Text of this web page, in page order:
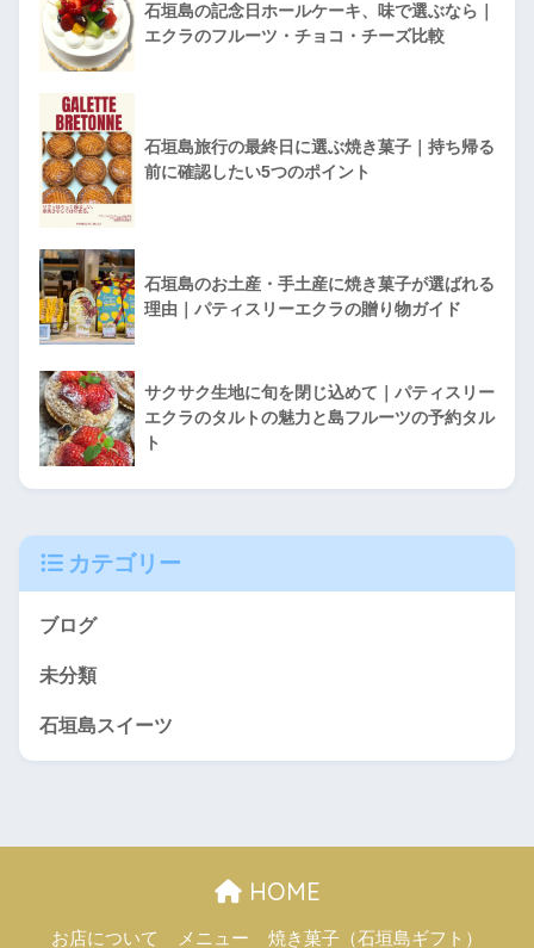
石垣島の記念日ホールケーキ、味で選ぶなら｜
エクラのフルーツ・チョコ・チーズ比較
石垣島旅行の最終日に選ぶ焼き菓子｜持ち帰る
前に確認したい5つのポイント
石垣島のお土産・手土産に焼き菓子が選ばれる
理由｜パティスリーエクラの贈り物ガイド
サクサク生地に旬を閉じ込めて｜パティスリー
エクラのタルトの魅力と島フルーツの予約タル
ト
カテゴリー
ブログ
未分類
石垣島スイーツ
HOME
お店について メニュー 焼き菓子（石垣島ギフト）